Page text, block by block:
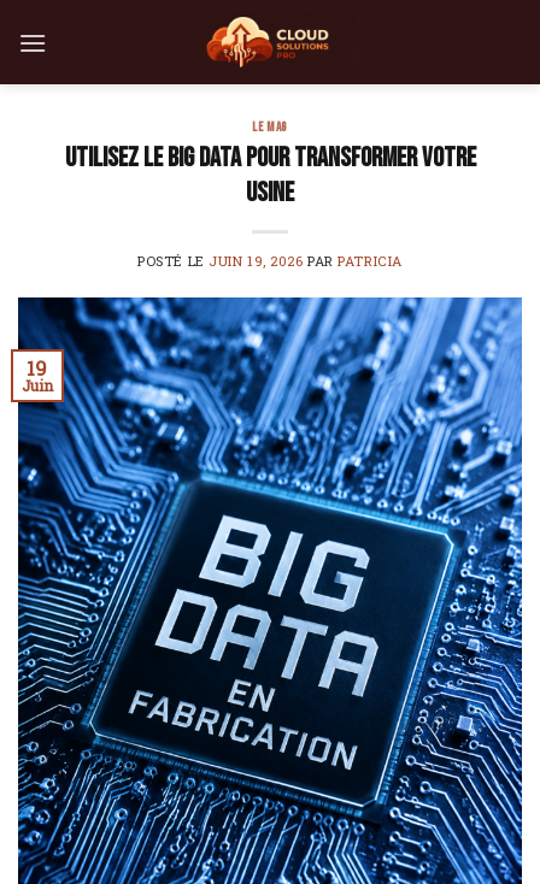
LE MAG
Utilisez le Big Data pour transformer votre
usine
POSTÉ LE JUIN 19, 2026 PARPATRICIA
19
Juin